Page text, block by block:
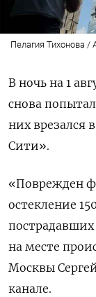
Пелагия Тихонова /
В ночь на 1
снова
них врезался
Сити».
«Поврежден
остекление
на месте
Москвы
канале.